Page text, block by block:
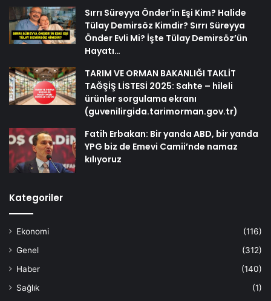
Sırrı Süreyya Önder’in Eşi Kim? Halide
Tülay Demirsöz Kimdir? Sırrı Süreyya
Önder Evli Mi? İşte Tülay Demirsöz’ün
Hayatı…
TARIM VE ORMAN BAKANLIĞI TAKLİT
TAĞŞİŞ LİSTESİ 2025: Sahte – hileli
ürünler sorgulama ekranı
(guvenilirgida.tarimorman.gov.tr)
Fatih Erbakan: Bir yanda ABD, bir yanda
YPG biz de Emevi Camii’nde namaz
kılıyoruz
Kategoriler
Ekonomi
(116)
Genel
(312)
Haber
(140)
Sağlık
(1)